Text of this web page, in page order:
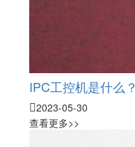
IPC工控机是什么？
2023-05-30
查看更多>>